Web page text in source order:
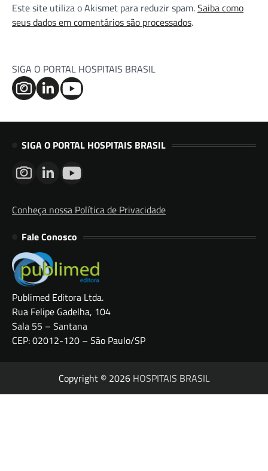
Este site utiliza o Akismet para reduzir spam.Saiba como
seus dados em comentários são processados.
SIGA O PORTAL HOSPITAIS BRASIL
SIGA O PORTAL HOSPITAIS BRASIL
Conheça nossa Política de Privacidade
Fale Conosco
Publimed Editora Ltda.
Rua Felipe Gadelha, 104
Sala 55 – Santana
CEP: 02012-120 – São Paulo/SP
Copyright © 2026 HOSPITAIS BRASIL